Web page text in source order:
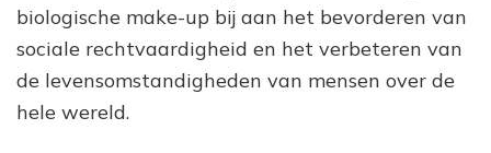
biologische make-up bij aan het bevorderen van
sociale rechtvaardigheid en het verbeteren van
de levensomstandigheden van mensen over de
hele wereld.